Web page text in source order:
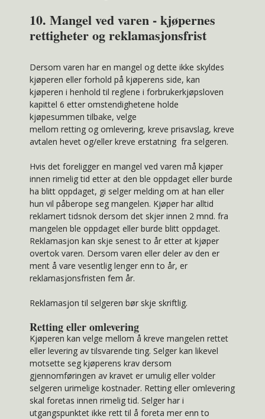
10. Mangel ved varen - kjøpernes
rettigheter og reklamasjonsfrist
Dersom varen har en mangel og dette ikke skyldes
kjøperen eller forhold på kjøperens side, kan
kjøperen i henhold til reglene i forbrukerkjøpsloven
kapittel 6 etter omstendighetene holde
kjøpesummen tilbake, velge
mellom retting og omlevering, kreve prisavslag, kreve
avtalen hevet og/eller kreve erstatning fra selgeren.
Hvis det foreligger en mangel ved varen må kjøper
innen rimelig tid etter at den ble oppdaget eller burde
ha blitt oppdaget, gi selger melding om at han eller
hun vil påberope seg mangelen. Kjøper har alltid
reklamert tidsnok dersom det skjer innen 2 mnd. fra
mangelen ble oppdaget eller burde blitt oppdaget.
Reklamasjon kan skje senest to år etter at kjøper
overtok varen. Dersom varen eller deler av den er
ment å vare vesentlig lenger enn to år, er
reklamasjonsfristen fem år.
Reklamasjon til selgeren bør skje skriftlig.
Retting eller omlevering
Kjøperen kan velge mellom å kreve mangelen rettet
eller levering av tilsvarende ting. Selger kan likevel
motsette seg kjøperens krav dersom
gjennomføringen av kravet er umulig eller volder
selgeren urimelige kostnader. Retting eller omlevering
skal foretas innen rimelig tid. Selger har i
utgangspunktet ikke rett til å foreta mer enn to